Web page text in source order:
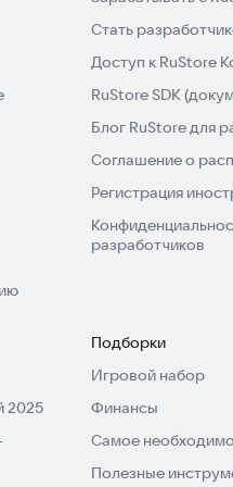
Стать
Доступ к RuStore
RuStore SDK
Блог RuStore для
Соглашение о
Регистрация
разработчиков
2025
Подборки
Игровой набор
Финансы
Самое
Полезные